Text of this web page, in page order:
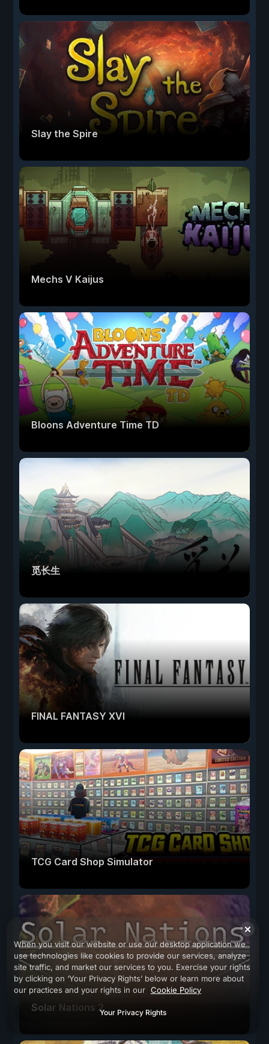
Slay the Spire
Mechs V Kaijus
Bloons Adventure Time TD
觅长生
FINAL FANTASY XVI
TCG Card Shop Simulator
Solar Nations 2
When you visit our website or use our desktop application we
use technologies like cookies to provide our services, analyze
site traffic, and market our services to you. Exercise your rights
by clicking on ‘Your Privacy Rights’ below or learn more about
our practices and your rights in our Cookie Policy
Your Privacy Rights